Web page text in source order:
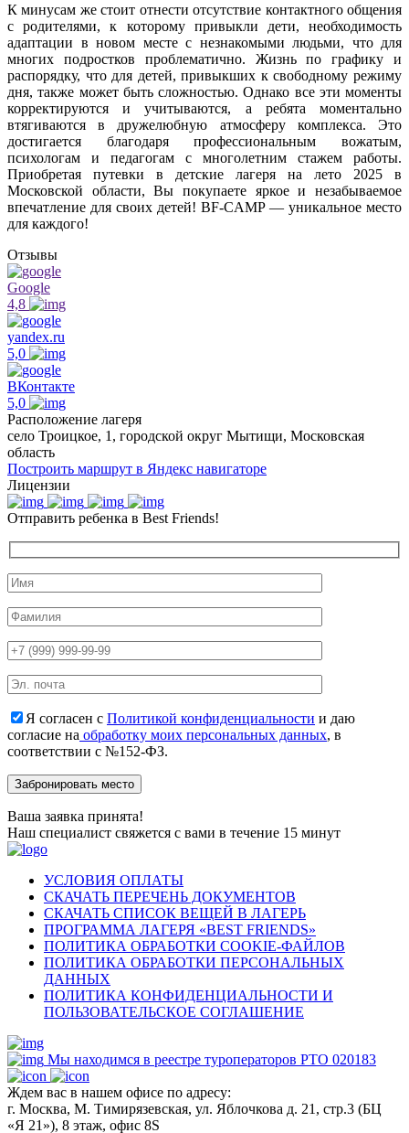
К минусам же стоит отнести отсутствие контактного общения
с родителями, к которому привыкли дети, необходимость
адаптации в новом месте с незнакомыми людьми, что для
многих подростков проблематично. Жизнь по графику и
распорядку, что для детей, привыкших к свободному режиму
дня, также может быть сложностью. Однако все эти моменты
корректируются и учитываются, а ребята моментально
втягиваются в дружелюбную атмосферу комплекса. Это
достигается благодаря профессиональным вожатым,
психологам и педагогам с многолетним стажем работы.
Приобретая путевки в детские лагеря на лето 2025 в
Московской области, Вы покупаете яркое и незабываемое
впечатление для своих детей! BF-CAMP — уникальное место
для каждого!
Отзывы
Google
4,8
yandex.ru
5,0
ВКонтакте
5,0
Расположение лагеря
село Троицкое, 1, городской округ Мытищи, Московская
область
Построить маршрут в Яндекс навигаторе
Лицензии
Отправить ребенка в Best Friends!
Я согласен с Политикой конфиденциальности и даю
согласие на обработку моих персональных данных, в
соответствии с №152-ФЗ.
Ваша заявка принята!
Наш специалист свяжется с вами в течение 15 минут
УСЛОВИЯ ОПЛАТЫ
СКАЧАТЬ ПЕРЕЧЕНЬ ДОКУМЕНТОВ
СКАЧАТЬ СПИСОК ВЕЩЕЙ В ЛАГЕРЬ
ПРОГРАММА ЛАГЕРЯ «BEST FRIENDS»
ПОЛИТИКА ОБРАБОТКИ COOKIE-ФАЙЛОВ
ПОЛИТИКА ОБРАБОТКИ ПЕРСОНАЛЬНЫХ
ДАННЫХ
ПОЛИТИКА КОНФИДЕНЦИАЛЬНОСТИ И
ПОЛЬЗОВАТЕЛЬСКОЕ СОГЛАШЕНИЕ
Мы находимся в реестре туроператоров РТО 020183
Ждем вас в нашем офисе по адресу:
г. Москва, М. Тимирязевская, ул. Яблочкова д. 21, стр.3 (БЦ
«Я 21»), 8 этаж, офис 8S